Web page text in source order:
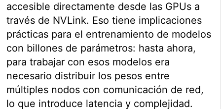
accesible directamente desde las GPUs a
través de NVLink. Eso tiene implicaciones
prácticas para el entrenamiento de modelos
con billones de parámetros: hasta ahora,
para trabajar con esos modelos era
necesario distribuir los pesos entre
múltiples nodos con comunicación de red,
lo que introduce latencia y complejidad.